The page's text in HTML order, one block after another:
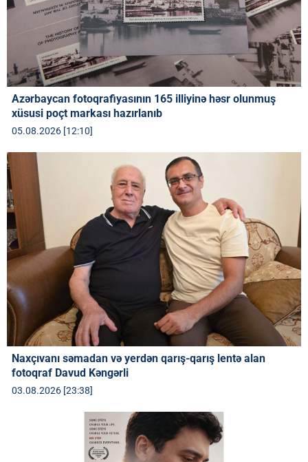
Azərbaycan fotoqrafiyasının 165 illiyinə həsr olunmuş
xüsusi poçt markası hazırlanıb
05.08.2026 [12:10]
Naxçıvanı səmadan və yerdən qarış-qarış lentə alan
fotoqraf Davud Kəngərli
03.08.2026 [23:38]